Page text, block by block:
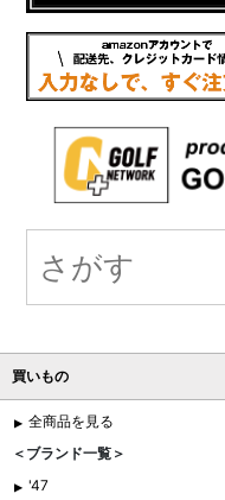
買いもの
全商品を見る
＜ブランド一覧＞
'47